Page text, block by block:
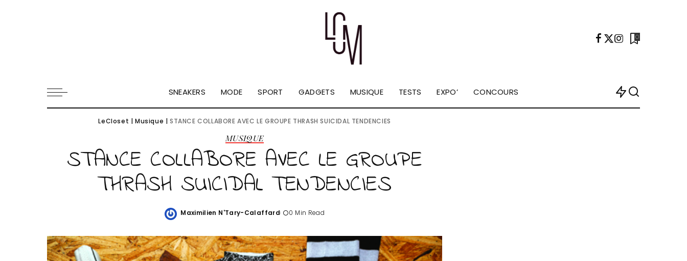
0
SNEAKERS MODE SPORT GADGETS MUSIQUE TESTS EXPO’ CONCOURS
LeCloset |Musique |STANCE COLLABORE AVEC LE GROUPE THRASH SUICIDAL TENDENCIES
MUSIQUE
STANCE COLLABORE AVEC LE GROUPE
THRASH SUICIDAL TENDENCIES
Posted
Maximilien N'Tary-Calaffard 0 Min Read